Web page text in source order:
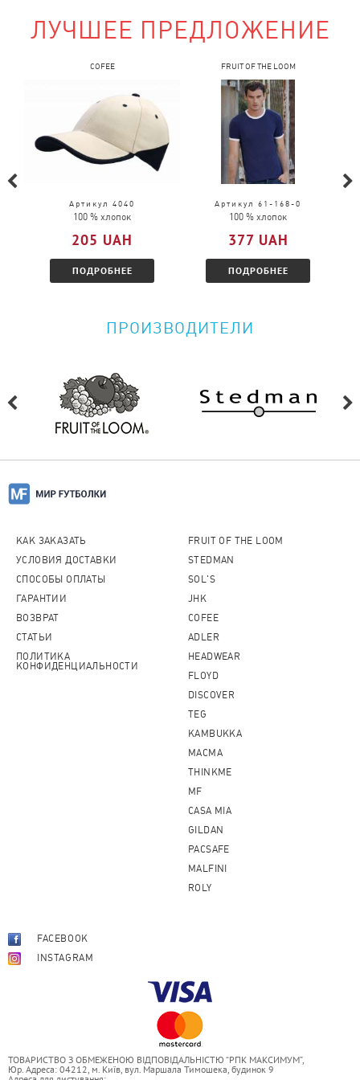
Можно ли поменять товар?
Обмен возможен в случаи брака.
Обмен возможен на товар той же модели, только
в другом размере.
Можно ли вернуть товар?
Пожалуйста, перейдите поссылкеи
ознакомитесь с условиями.
ЛУЧШЕЕ ПРЕДЛОЖЕНИЕ
COFEE
Артикул 4040
100 % хлопок
205 UAH
ПОДРОБНЕЕ
FRUIT OF THE LOOM
Артикул 61-168-0
100 % хлопок
377 UAH
ПОДРОБНЕЕ
ПРОИЗВОДИТЕЛИ
КАК ЗАКАЗАТЬ
УСЛОВИЯ ДОСТАВКИ
СПОСОБЫ ОПЛАТЫ
ГАРАНТИИ
ВОЗВРАТ
СТАТЬИ
ПОЛИТИКА
КОНФИДЕНЦИАЛЬНОСТИ
FRUIT OF THE LOOM
STEDMAN
SOL'S
JHK
COFEE
ADLER
HEADWEAR
FLOYD
DISCOVER
TEG
KAMBUKKA
MACMA
THINKME
MF
CASA MIA
GILDAN
PACSAFE
MALFINI
ROLY
FACEBOOK
INSTAGRAM
ТОВАРИСТВО З ОБМЕЖЕНОЮ ВІДПОВІДАЛЬНІСТЮ “РПК МАКСИМУМ”,
Юр. Адреса: 04212, м. Київ, вул. Маршала Тимошека, будинок 9